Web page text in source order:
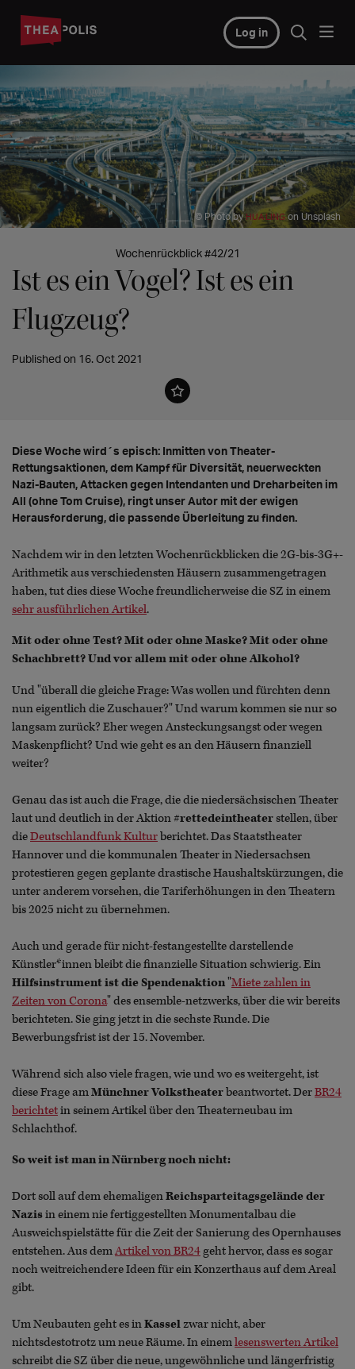
Log in
© Photo byHUA LINGon Unsplash
Wochenrückblick #42/21
Ist es ein Vogel? Ist es ein
Flugzeug?
Published on 16. Oct 2021
Diese Woche wird´s episch: Inmitten von Theater-
Rettungsaktionen, dem Kampf für Diversität, neuerweckten
Nazi-Bauten, Attacken gegen Intendanten und Dreharbeiten im
All (ohne Tom Cruise), ringt unser Autor mit der ewigen
Herausforderung, die passende Überleitung zu finden.
Nachdem wir in den letzten Wochenrückblicken die 2G-bis-3G+-
Arithmetik aus verschiedensten Häusern zusammengetragen
haben, tut dies diese Woche freundlicherweise die SZ in einem
sehr ausführlichen Artikel.
Mit oder ohne Test? Mit oder ohne Maske? Mit oder ohne
Schachbrett? Und vor allem mit oder ohne Alkohol?
Und "überall die gleiche Frage: Was wollen und fürchten denn
nun eigentlich die Zuschauer?" Und warum kommen sie nur so
langsam zurück? Eher wegen Ansteckungsangst oder wegen
Maskenpflicht? Und wie geht es an den Häusern finanziell
weiter?
Genau das ist auch die Frage, die die niedersächsischen Theater
laut und deutlich in der Aktion#rettedeintheaterstellen, über
dieDeutschlandfunk Kulturberichtet. Das Staatstheater
Hannover und die kommunalen Theater in Niedersachsen
protestieren gegen geplante drastische Haushaltskürzungen, die
unter anderem vorsehen, die Tariferhöhungen in den Theatern
bis 2025 nicht zu übernehmen.
Auch und gerade für nicht-festangestellte darstellende
Künstler*innen bleibt die finanzielle Situation schwierig. Ein
Hilfsinstrument ist die Spendenaktion"Miete zahlen in
Zeiten von Corona" des ensemble-netzwerks, über die wir bereits
berichteten. Sie ging jetzt in die sechste Runde. Die
Bewerbungsfrist ist der 15. November.
Während sich also viele fragen, wie und wo es weitergeht, ist
diese Frage amMünchner Volkstheaterbeantwortet. DerBR24
berichtetin seinem Artikel über den Theaterneubau im
Schlachthof.
So weit ist man in Nürnberg noch nicht:
Dort soll auf dem ehemaligenReichsparteitagsgelände der
Nazisin einem nie fertiggestellten Monumentalbau die
Ausweichspielstätte für die Zeit der Sanierung des Opernhauses
entstehen. Aus demArtikel von BR24geht hervor, dass es sogar
noch weitreichendere Ideen für ein Konzerthaus auf dem Areal
gibt.
Um Neubauten geht es inKasselzwar nicht, aber
nichtsdestotrotz um neue Räume. In einemlesenswerten Artikel
schreibt die SZ über die neue, ungewöhnliche und längerfristig